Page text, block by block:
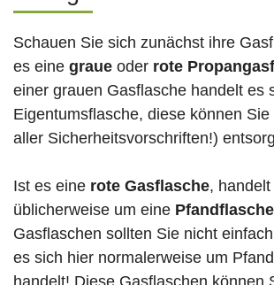
Schauen Sie sich zunächst ihre
es eine graue oder rote
einer grauen Gasflasche handelt es
Eigentumsflasche, diese können
aller Sicherheitsvorschriften!)
Ist es eine rote Gasflasche,
üblicherweise um eine Pfandflasche
Gasflaschen sollten Sie nicht
es sich hier normalerweise um